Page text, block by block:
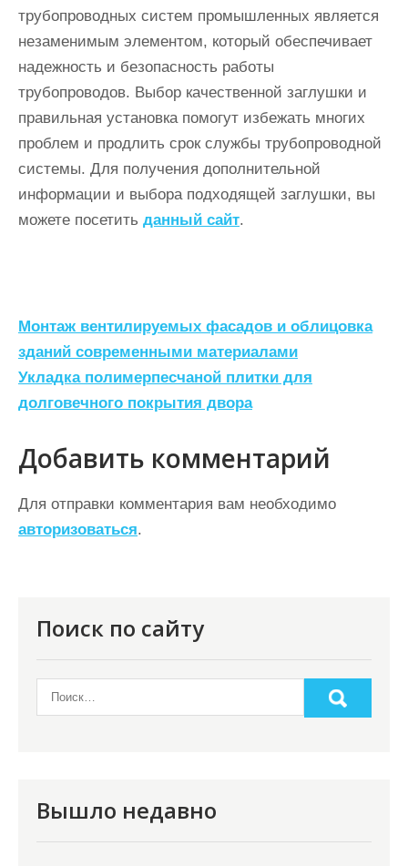
трубопроводных систем промышленных является
незаменимым элементом, который обеспечивает
надежность и безопасность работы
трубопроводов. Выбор качественной заглушки и
правильная установка помогут избежать многих
проблем и продлить срок службы трубопроводной
системы. Для получения дополнительной
информации и выбора подходящей заглушки, вы
можете посетить данный сайт.
Н
а
в
и
г
а
ц
и
м
Монтаж вентилируемых фасадов и облицовка
зданий современными материалами
Укладка полимерпесчаной плитки для
долговечного покрытия двора
Добавить комментарий
Для отправки комментария вам необходимо
авторизоваться.
Поиск по сайту
Вышло недавно